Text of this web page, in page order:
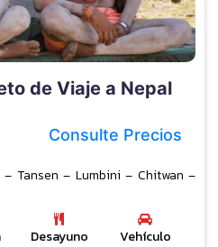
de Viaje a Nepal
Consulte Precios
Tansen – Lumbini – Chitwan –
Desayuno Vehículo